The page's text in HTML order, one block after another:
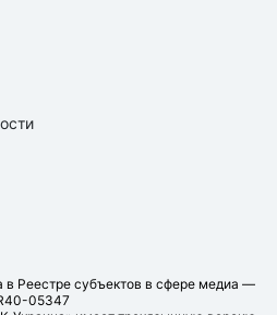
в Реестре субъектов в сфере медиа —
05347